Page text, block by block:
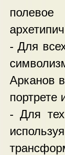
- Для
Арканов
портрете
- Для